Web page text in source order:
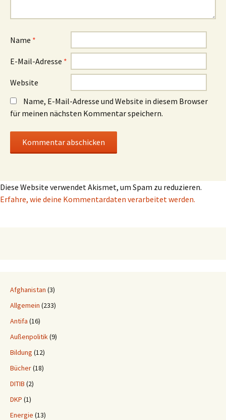
Name *
E-Mail-Adresse *
Website
Name, E-Mail-Adresse und Website in diesem Browser
für meinen nächsten Kommentar speichern.
Diese Website verwendet Akismet, um Spam zu reduzieren.
Erfahre, wie deine Kommentardaten verarbeitet werden.
Afghanistan (3)
Allgemein (233)
Antifa (16)
Außenpolitik(9)
Bildung (12)
Bücher(18)
DITIB (2)
DKP (1)
Energie (13)